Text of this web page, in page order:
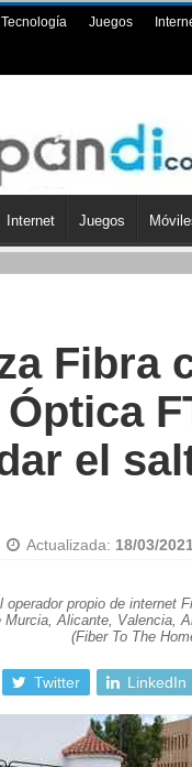
Tecnología Juegos
Internet Juegos
Fibra
el
Actualizada: 18/03/
operador propio de internet
Murcia, Alicante, Valencia,
(Fiber To The
Twitter LinkedIn